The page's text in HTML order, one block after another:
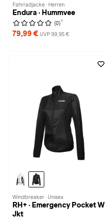
Fahrradjacke · Herren
Endura · Hummvee
(0) 1
79,99 € UVP 99,95 €
Windbreaker · Unisex
RH+ · Emergency Pocket W
Jkt